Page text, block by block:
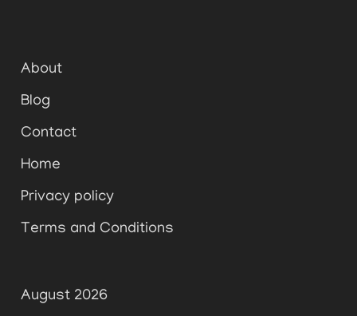
About
Blog
Contact
Home
Privacy policy
Terms and Conditions
August 2026